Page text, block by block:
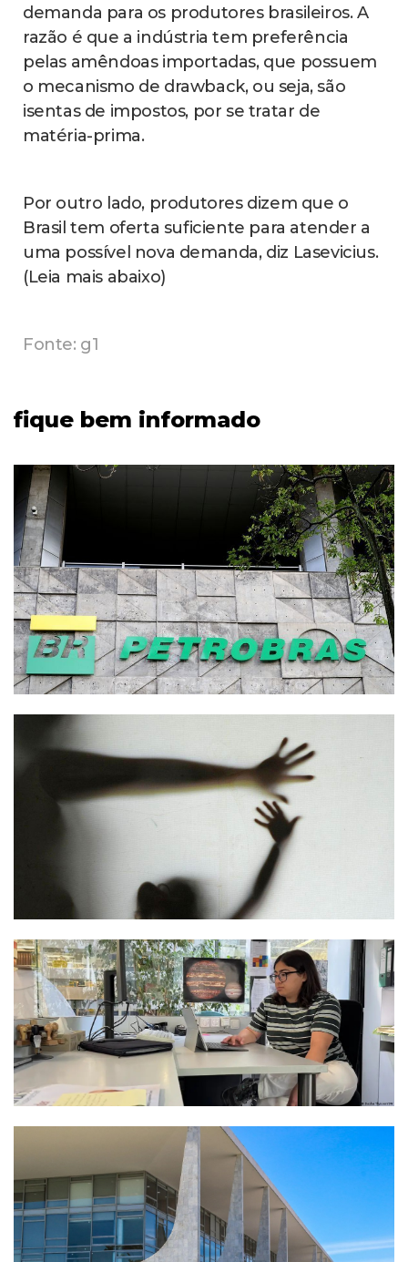
Termos de uso Sitemap
Copyright © 2025 Campos24horas seu
jornal na internet - Byafirma.cc